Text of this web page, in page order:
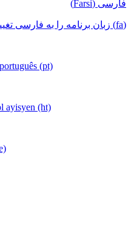
فارسی (Farsi)
(fa) زبان برنامه را به فارسی تغییر دهید
(pt)
ayisyen (ht)